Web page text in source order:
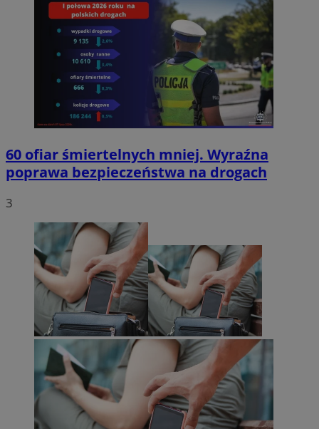
60 ofiar śmiertelnych mniej. Wyraźna
poprawa bezpieczeństwa na drogach
3